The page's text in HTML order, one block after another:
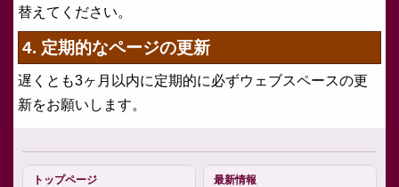
替えてください。
4. 定期的なページの更新
遅くとも3ヶ月以内に定期的に必ずウェブスペースの更
新をお願いします。
トップページ 最新情報